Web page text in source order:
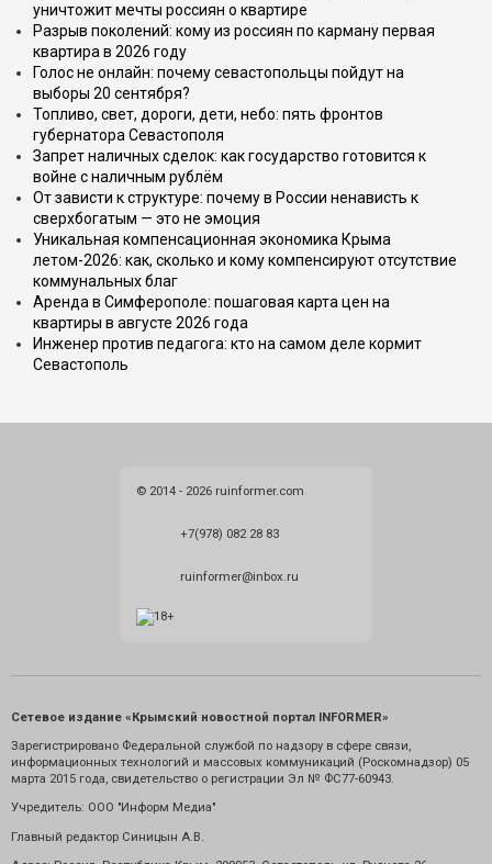
уничтожит мечты россиян о квартире
Разрыв поколений: кому из россиян по карману первая
квартира в 2026 году
Голос не онлайн: почему севастопольцы пойдут на
выборы 20 сентября?
Топливо, свет, дороги, дети, небо: пять фронтов
губернатора Севастополя
Запрет наличных сделок: как государство готовится к
войне с наличным рублём
От зависти к структуре: почему в России ненависть к
сверхбогатым — это не эмоция
Уникальная компенсационная экономика Крыма
летом-2026: как, сколько и кому компенсируют отсутствие
коммунальных благ
Аренда в Симферополе: пошаговая карта цен на
квартиры в августе 2026 года
Инженер против педагога: кто на самом деле кормит
Севастополь
© 2014 - 2026 ruinformer.com
+7(978) 082 28 83
ruinformer@inbox.ru
Сетевое издание «Крымский новостной портал INFORMER»
Зарегистрировано Федеральной службой по надзору в сфере связи,
информационных технологий и массовых коммуникаций (Роскомнадзор) 05
марта 2015 года, свидетельство о регистрации Эл № ФС77-60943.
Учредитель: ООО "Информ Медиа"
Главный редактор Синицын А.В.